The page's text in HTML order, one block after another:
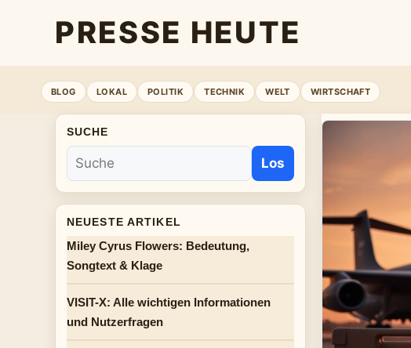
PRESSE HEUTE
BLOG LOKAL POLITIK TECHNIK WELT WIRTSCHAFT
SUCHE
Los
NEUESTE ARTIKEL
Miley Cyrus Flowers: Bedeutung,
Songtext & Klage
VISIT-X: Alle wichtigen Informationen
und Nutzerfragen